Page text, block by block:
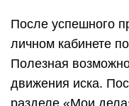
После успешного
личном кабинете
Полезная
движения иска.
разделе «Мои